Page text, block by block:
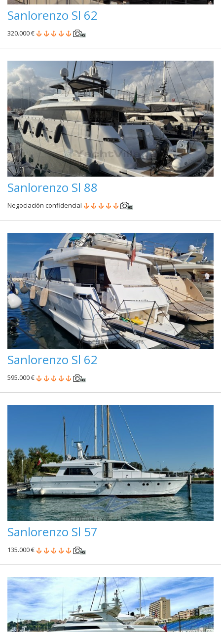
Sanlorenzo Sl 62
320.000 €
Sanlorenzo Sl 88
Negociación confidencial
Sanlorenzo Sl 62
595.000 €
Sanlorenzo Sl 57
135.000 €